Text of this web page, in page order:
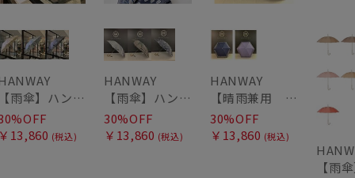
【雨傘】ハンウェイ (HANWAY) Lily CJ（リリー・シー・ジェー） 日本製 親骨：51～55cm
13,860 (税込)
HANWAY
【雨傘】ハンウェイ (HANWAY) Pカットジャカード Dot & Stripe mix CJ ドット・アンド・ストライプ・シー・ジェー ショート長傘 日本製
30%OFF
￥13,860 (税込)
HANWAY
【晴雨兼用 折りたたみ日傘】ハンウェイ（ＨＡＮＷＡＹ）HW street（ハンウェイ・ストリート）
30%OFF
￥13,860 (税込)